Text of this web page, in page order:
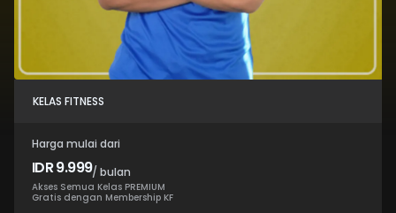
KELAS FITNESS
Harga mulai dari
IDR 9.999/ bulan
Akses Semua Kelas PREMIUM
Gratis dengan Membership KF